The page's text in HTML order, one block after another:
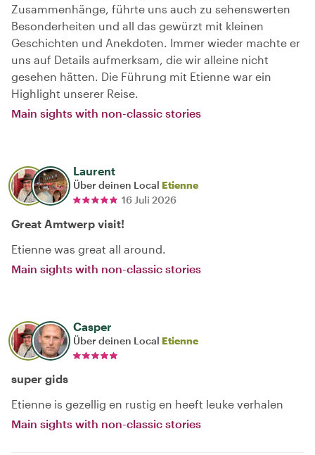
Zusammenhänge, führte uns auch zu sehenswerten
Besonderheiten und all das gewürzt mit kleinen
Geschichten und Anekdoten. Immer wieder machte er
uns auf Details aufmerksam, die wir alleine nicht
gesehen hätten. Die Führung mit Etienne war ein
Highlight unserer Reise.
Main sights with non-classic stories
Laurent
Über deinen Local Etienne
16 Juli 2026
Great Amtwerp visit!
Etienne was great all around.
Main sights with non-classic stories
Casper
Über deinen Local Etienne
super gids
Etienne is gezellig en rustig en heeft leuke verhalen
Main sights with non-classic stories